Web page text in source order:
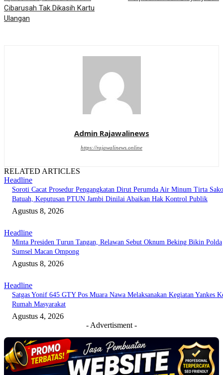
Cibarusah Tak Dikasih Kartu
Ulangan
Admin Rajawalinews
https://rajawalinews.online
RELATED ARTICLES
Headline
Soroti Cacat Prosedur Pengangkatan Dirut Perumda Air Minum Tirta Sako
Batuah, Keputusan PTUN Jambi Dinilai Abaikan Hak Kontrol Publik
Agustus 8, 2026
Headline
Minta Presiden Turun Tangan, Relawan Sebut Oknum Beking Bikin Polda
Sumsel Macan Ompong
Agustus 8, 2026
Headline
Satgas Yonif 645 GTY Pos Muara Nawa Melaksanakan Kegiatan Yankes
Rumah Masyarakat
Agustus 4, 2026
- Advertisment -